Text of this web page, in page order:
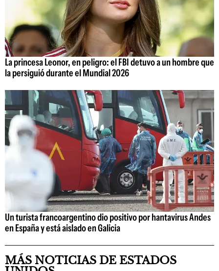
La princesa Leonor, en peligro: el FBI detuvo a un hombre que
la persiguió durante el Mundial 2026
Un turista francoargentino dio positivo por hantavirus Andes
en España y está aislado en Galicia
MÁS NOTICIAS DE ESTADOS